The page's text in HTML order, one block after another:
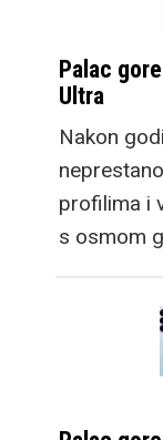
Palac
Ultra
Nakon
profilima i
s osmom